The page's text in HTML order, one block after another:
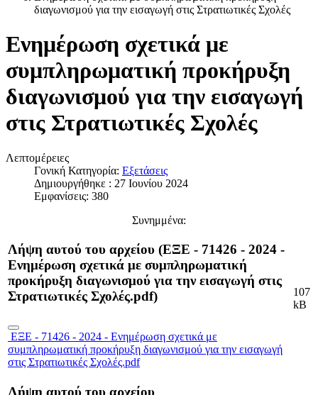
διαγωνισμού για την εισαγωγή στις Στρατιωτικές Σχολές
Ενημέρωση σχετικά με
συμπληρωματική προκήρυξη
διαγωνισμού για την εισαγωγή
στις Στρατιωτικές Σχολές
Λεπτομέρειες
Γονική Κατηγορία: Εξετάσεις
Δημιουργήθηκε : 27 Ιουνίου 2024
Εμφανίσεις: 380
Συνημμένα:
Λήψη αυτού του αρχείου (ΕΞΕ - 71426 - 2024 -
Ενημέρωση σχετικά με συμπληρωματική
προκήρυξη διαγωνισμού για την εισαγωγή στις
Στρατιωτικές Σχολές.pdf)
ΕΞΕ - 71426 - 2024 - Ενημέρωση σχετικά με
συμπληρωματική προκήρυξη διαγωνισμού για την εισαγωγή
στις Στρατιωτικές Σχολές.pdf
107
kB